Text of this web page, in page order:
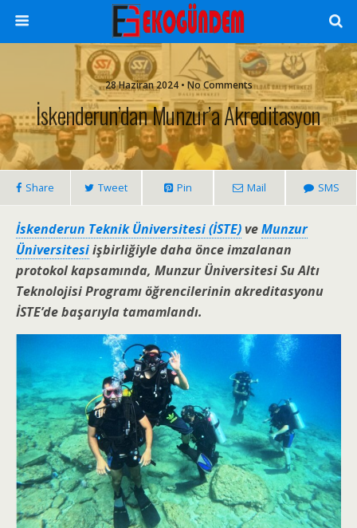
28 Haziran 2024 • No Comments
İskenderun’dan Munzur’a Akreditasyon
Share Tweet Pin Mail SMS
İskenderun Teknik Üniversitesi (İSTE)veMunzur
Üniversitesiişbirliğiyle daha önce imzalanan
protokol kapsamında, Munzur Üniversitesi Su Altı
Teknolojisi Programı öğrencilerinin akreditasyonu
İSTE’de başarıyla tamamlandı.